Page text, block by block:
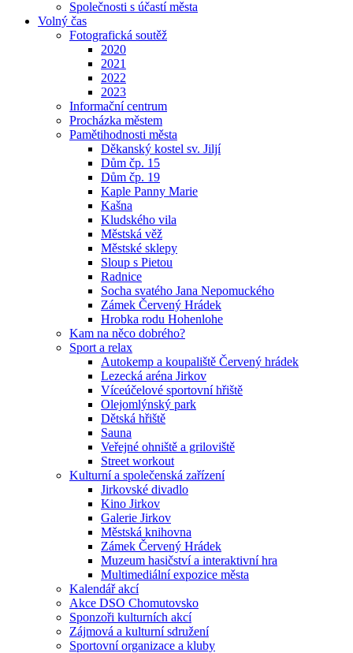
Společnosti s účastí města
Volný čas
Fotografická soutěž
2020
2021
2022
2023
Informační centrum
Procházka městem
Pamětihodnosti města
Děkanský kostel sv. Jiljí
Dům čp. 15
Dům čp. 19
Kaple Panny Marie
Kašna
Kludského vila
Městská věž
Městské sklepy
Sloup s Pietou
Radnice
Socha svatého Jana Nepomuckého
Zámek Červený Hrádek
Hrobka rodu Hohenlohe
Kam na něco dobrého?
Sport a relax
Autokemp a koupaliště Červený hrádek
Lezecká aréna Jirkov
Víceúčelové sportovní hřiště
Olejomlýnský park
Dětská hřiště
Sauna
Veřejné ohniště a griloviště
Street workout
Kulturní a společenská zařízení
Jirkovské divadlo
Kino Jirkov
Galerie Jirkov
Městská knihovna
Zámek Červený Hrádek
Muzeum hasičství a interaktivní hra
Multimediální expozice města
Kalendář akcí
Akce DSO Chomutovsko
Sponzoři kulturních akcí
Zájmová a kulturní sdružení
Sportovní organizace a kluby